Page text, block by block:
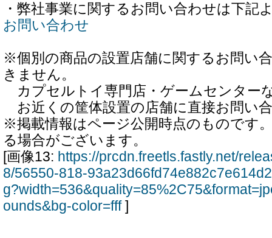
・弊社事業に関するお問い合わせは下記
お問い合わせ
※個別の商品の設置店舗に関するお問い
きません。
カプセルトイ専門店・ゲームセンター
お近くの筐体設置の店舗に直接お問い
※掲載情報はページ公開時点のものです
る場合がございます。
[画像13: https://prcdn.freetls.fastly.net/
8/56550-818-
ounds&bg-color=fff]